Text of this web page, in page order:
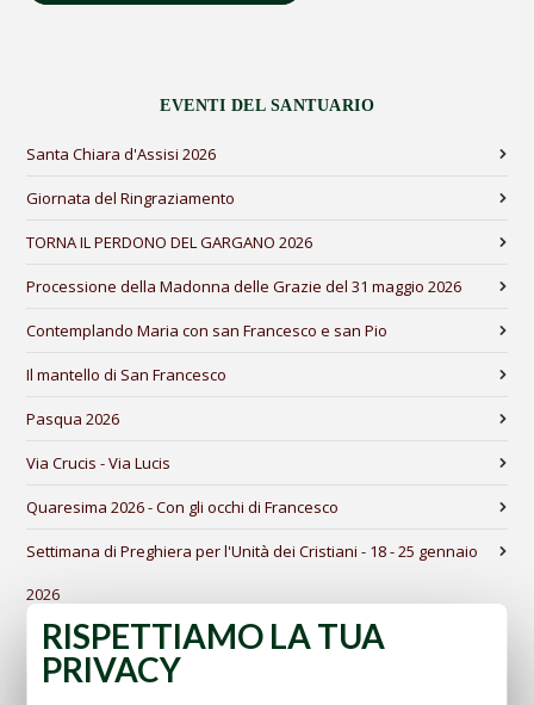
EVENTI DEL SANTUARIO
Santa Chiara d'Assisi 2026
Giornata del Ringraziamento
TORNA IL PERDONO DEL GARGANO 2026
Processione della Madonna delle Grazie del 31 maggio 2026
Contemplando Maria con san Francesco e san Pio
Il mantello di San Francesco
Pasqua 2026
Via Crucis - Via Lucis
Quaresima 2026 - Con gli occhi di Francesco
Settimana di Preghiera per l'Unità dei Cristiani - 18 - 25 gennaio
2026
RISPETTIAMO LA TUA
PRIVACY